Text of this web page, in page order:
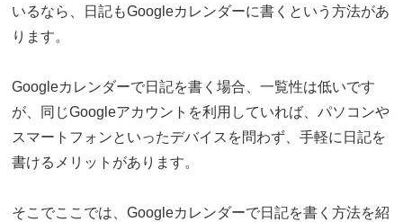
いるなら、日記もGoogleカレンダーに書くという方法があ
ります。
Googleカレンダーで日記を書く場合、一覧性は低いです
が、同じGoogleアカウントを利用していれば、パソコンや
スマートフォンといったデバイスを問わず、手軽に日記を
書けるメリットがあります。
そこでここでは、Googleカレンダーで日記を書く方法を紹